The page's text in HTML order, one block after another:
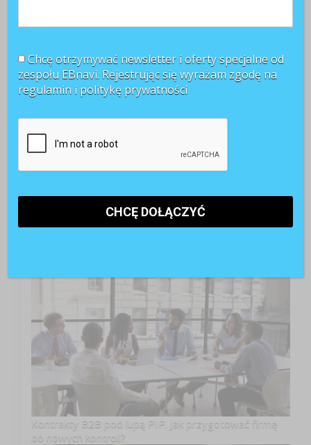
TOP 3 miesiąca
Kontrakty B2B pod lupą PIP. Jak przygotować firmę
do nowych kontroli?
Chcę otrzymywać newsletter i oferty specjalne od
zespołu EBnavi. Rejestrując się wyrażam zgodę na
regulamin i politykę prywatności